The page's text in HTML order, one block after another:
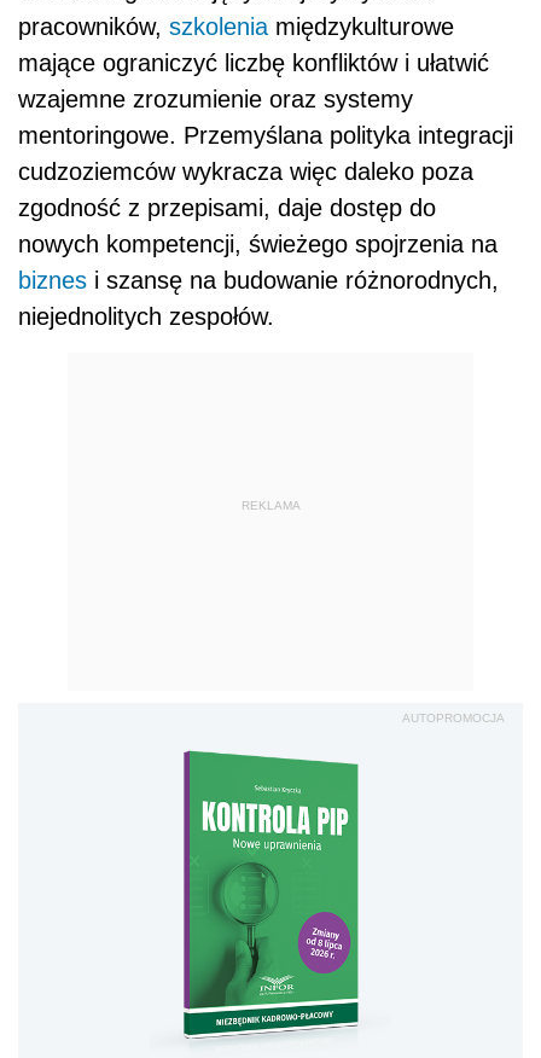
pracowników, szkolenia międzykulturowe
mające ograniczyć liczbę konfliktów i ułatwić
wzajemne zrozumienie oraz systemy
mentoringowe. Przemyślana polityka integracji
cudzoziemców wykracza więc daleko poza
zgodność z przepisami, daje dostęp do
nowych kompetencji, świeżego spojrzenia na
biznes i szansę na budowanie różnorodnych,
niejednolitych zespołów.
REKLAMA
AUTOPROMOCJA